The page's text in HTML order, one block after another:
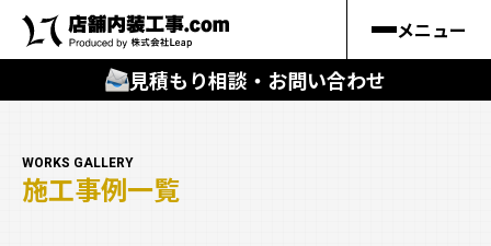
メニュー
見積もり相談・お問い合わせ
🔍︎探す
キーワードから
WORKS GALLERY
施工事例一覧